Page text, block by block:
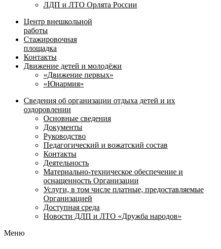
ЛДП и ЛТО Орлята России
Центр внешкольной
работы
Стажировочная
площадка
Контакты
Движение детей и молодёжи
«Движение первых»
«Юнармия»
Сведения об организации отдыха детей и их
оздоровлении
Основные сведения
Документы
Руководство
Педагогический и вожатский состав
Контакты
Деятельность
Материально-техническое обеспечение и
оснащенность Организации
Услуги, в том числе платные, предоставляемые
Организацией
Доступная среда
Новости ДЛП и ЛТО «Дружба народов»
Меню